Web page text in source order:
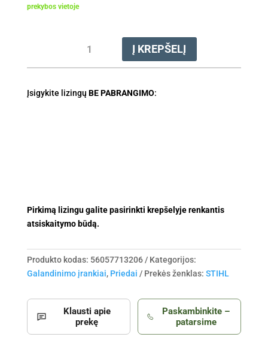
prekybos vietoje
kiekis:
Dildė
1/4"
Į KREPŠELĮ
Įsigykite lizingų BE PABRANGIMO:
Pirkimą lizingu galite pasirinkti krepšelyje renkantis
atsiskaitymo būdą.
Produkto kodas: 56057713206
Kategorijos:
Galandinimo įrankiai, Priedai Prekės ženklas: STIHL
Klausti apie
prekę
Paskambinkite –
patarsime